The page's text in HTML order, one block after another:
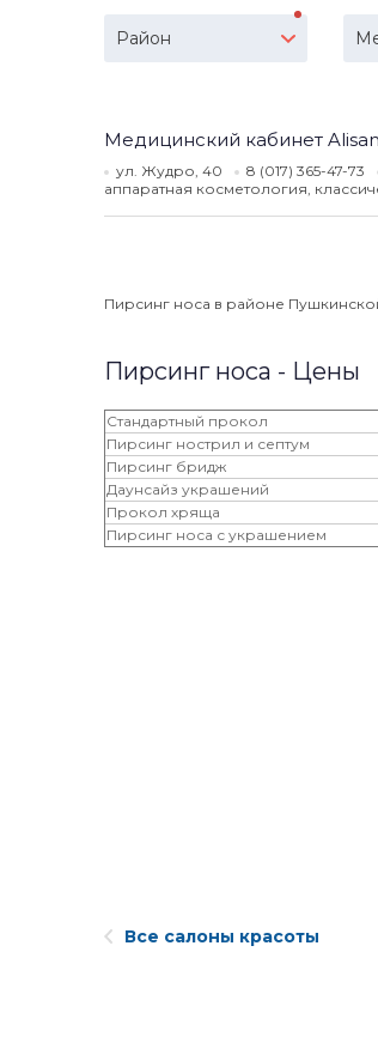
Район
Медицинский кабинет
ул. Жудро, 40 8 (017) 365-47-73
аппаратная косметология,
Пирсинг носа в районе
Пирсинг носа - Цены
Cтандартный прокол
Пирсинг нострил и септум
Пирсинг бридж
Даунсайз украшений
Прокол хряща
Пирсинг носа с украшением
Все салоны красоты